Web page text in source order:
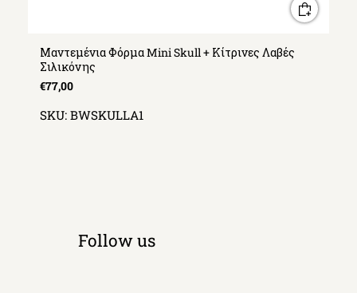
Μαντεμένια Φόρμα Mini Skull + Κίτρινες Λαβές
Σιλικόνης
€77,00
SKU: BWSKULLA1
Follow us